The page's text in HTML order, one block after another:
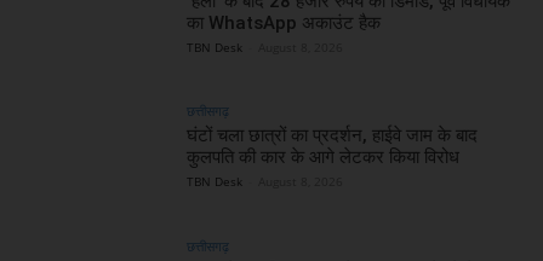
का WhatsApp अकाउंट हैक
TBN Desk
छत्तीसगढ़
घंटों चला छात्रों का प्रदर्शन, हाईवे जाम के बाद
कुलपति की कार के आगे लेटकर किया विरोध
TBN Desk
छत्तीसगढ़